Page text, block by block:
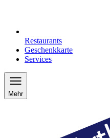
Restaurants
Geschenkkarte
Services
Mehr